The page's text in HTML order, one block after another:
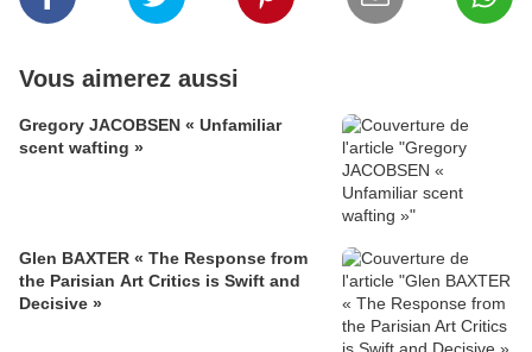
Vous aimerez aussi
Gregory JACOBSEN « Unfamiliar
scent wafting »
Glen BAXTER « The Response from
the Parisian Art Critics is Swift and
Decisive »